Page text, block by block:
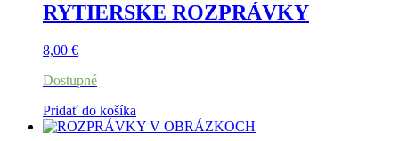
RYTIERSKE ROZPRÁVKY
8,00 €
Dostupné
Pridať do košíka